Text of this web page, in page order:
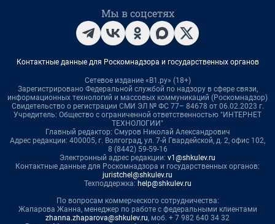
Мы в соцсетях
Контактные данные для Роскомнадзора и государственных органов
Сетевое издание «В1.ру» (18+)
Зарегистрировано Федеральной службой по надзору в сфере связи,
информационных технологий и массовых коммуникаций (Роскомнадзор)
Свидетельство о регистрации СМИ ЭЛ № ФС 77– 84678 от 06.02.2023 г.
Учредитель: Общество с ограниченной ответственностью "ИНТЕРНЕТ
ТЕХНОЛОГИИ"
Главный редактор: Смуров Николай Александрович
Адрес редакции: 400005, г. Волгоград, ул. 7-й Гвардейской, д. 2, офис 102,
8 (8442) 59-59-16
Электронный адрес редакции: v1@shkulev.ru
Контактные данные для Роскомнадзора и государственных органов:
juristchel@shkulev.ru
Техподдержка: help@shkulev.ru
По вопросам коммерческого сотрудничества:
Жапарова Жанна, менеджер по работе с федеральными клиентами
zhanna.zhaparova@shkulev.ru, моб. + 7 982 640 34 32